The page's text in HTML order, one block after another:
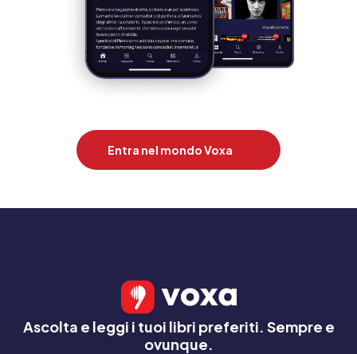
Entra nel mondo Voxa
Ascolta e leggi i tuoi libri preferiti. Sempre e
ovunque.